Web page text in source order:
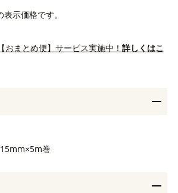
示価格です。
おまとめ便】サービス実施中！ 詳しくはこ
巻